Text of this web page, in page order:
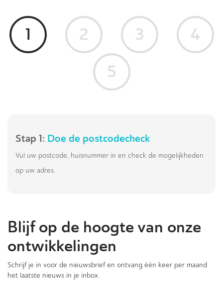
1 2 3
4
5
Stap 1: Doe de postcodecheck
Vul uw postcode, huisnummer in en check de mogelijkheden
op uw adres.
Blijf op de hoogte van onze
ontwikkelingen
Schrijf je in voor de nieuwsbrief en ontvang één keer per maand
het laatste nieuws in je inbox.